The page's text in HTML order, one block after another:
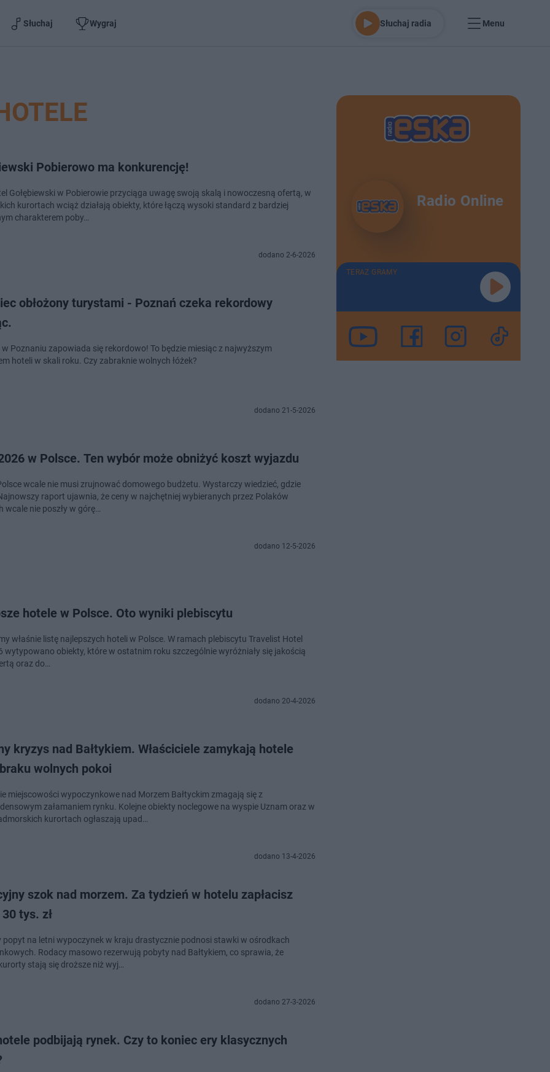
Słuchaj Wygraj Słuchaj radia Menu
Pobierowo ma konkurencję!
Gołębiewski w Pobierowie przyciąga uwagę swoją skalą i nowoczesną ofertą, w
kurortach wciąż działają obiekty, które łączą wysoki standard z bardziej
charakterem poby…
dodano 2-6-2026
obłożony turystami - Poznań czeka rekordowy
w Poznaniu zapowiada się rekordowo! To będzie miesiąc z najwyższym
hoteli w skali roku. Czy zabraknie wolnych łóżek?
dodano 21-5-2026
w Polsce. Ten wybór może obniżyć koszt wyjazdu
wcale nie musi zrujnować domowego budżetu. Wystarczy wiedzieć, gdzie
raport ujawnia, że ceny w najchętniej wybieranych przez Polaków
wcale nie poszły w górę…
dodano 12-5-2026
hotele w Polsce. Oto wyniki plebiscytu
właśnie listę najlepszych hoteli w Polsce. W ramach plebiscytu Travelist Hotel
wytypowano obiekty, które w ostatnim roku szczególnie wyróżniały się jakością
oraz do…
dodano 20-4-2026
kryzys nad Bałtykiem. Właściciele zamykają hotele
wolnych pokoi
miejscowości wypoczynkowe nad Morzem Bałtyckim zmagają się z
załamaniem rynku. Kolejne obiekty noclegowe na wyspie Uznam oraz w
kurortach ogłaszają upad…
dodano 13-4-2026
szok nad morzem. Za tydzień w hotelu zapłacisz
tys. zł
popyt na letni wypoczynek w kraju drastycznie podnosi stawki w ośrodkach
Rodacy masowo rezerwują pobyty nad Bałtykiem, co sprawia, że
stają się droższe niż wyj…
dodano 27-3-2026
podbijają rynek. Czy to koniec ery klasycznych
Radio Online
TERAZ GRAMY